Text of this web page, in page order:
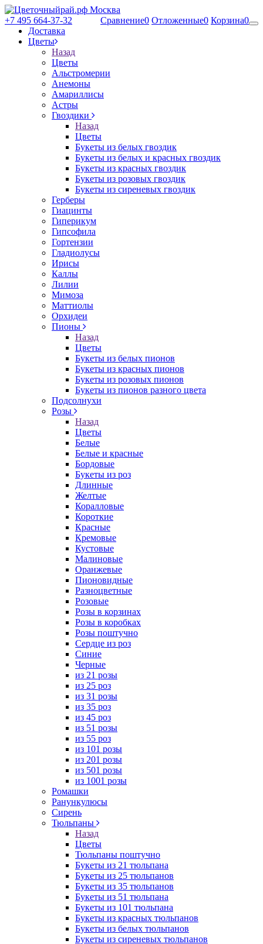
+7 495 664-37-32 Сравнение0 Отложенные0 Корзина0
Доставка
Цветы
Назад
Цветы
Альстромерии
Анемоны
Амариллисы
Астры
Гвоздики
Назад
Цветы
Букеты из белых гвоздик
Букеты из белых и красных гвоздик
Букеты из красных гвоздик
Букеты из розовых гвоздик
Букеты из сиреневых гвоздик
Герберы
Гиацинты
Гиперикум
Гипсофила
Гортензии
Гладиолусы
Ирисы
Каллы
Лилии
Мимоза
Маттиолы
Орхидеи
Пионы
Назад
Цветы
Букеты из белых пионов
Букеты из красных пионов
Букеты из розовых пионов
Букеты из пионов разного цвета
Подсолнухи
Розы
Назад
Цветы
Белые
Белые и красные
Бордовые
Букеты из роз
Длинные
Желтые
Коралловые
Короткие
Красные
Кремовые
Кустовые
Малиновые
Оранжевые
Пионовидные
Разноцветные
Розовые
Розы в корзинах
Розы в коробках
Розы поштучно
Сердце из роз
Синие
Черные
из 21 розы
из 25 роз
из 31 розы
из 35 роз
из 45 роз
из 51 розы
из 55 роз
из 101 розы
из 201 розы
из 501 розы
из 1001 розы
Ромашки
Ранункулюсы
Сирень
Тюльпаны
Назад
Цветы
Тюльпаны поштучно
Букеты из 21 тюльпана
Букеты из 25 тюльпанов
Букеты из 35 тюльпанов
Букеты из 51 тюльпана
Букеты из 101 тюльпана
Букеты из красных тюльпанов
Букеты из белых тюльпанов
Букеты из сиреневых тюльпанов